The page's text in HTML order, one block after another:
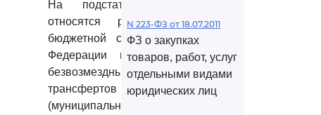
На подстатью КОСГУ 241
относятся расходы бюджетов
бюджетной системы Российской
Федерации на предоставление
безвозмездных и безвозвратных
трансфертов государственным
(муниципальным) бюджетным
N 223-ФЗ от 18.07.2011
ФЗ о закупках
товаров, работ, услуг
отдельными видами
юридических лиц